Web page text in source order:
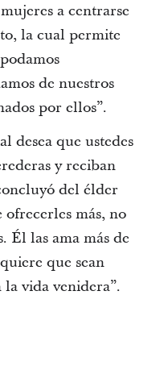
a centrarse
la cual permite
de nuestros
por ellos”.
desea que ustedes
y reciban
del élder
más, no
Él las ama más de
que sean
la vida venidera”.